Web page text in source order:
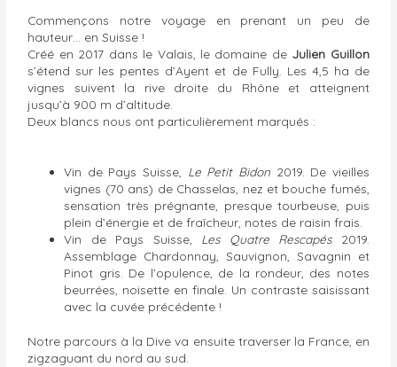
Commençons notre voyage en prenant un peu de
hauteur… en Suisse !
Créé en 2017 dans le Valais, le domaine de Julien Guillon
s’étend sur les pentes d’Ayent et de Fully. Les 4,5 ha de
vignes suivent la rive droite du Rhône et atteignent
jusqu’à 900 m d’altitude.
Deux blancs nous ont particulièrement marqués :
Vin de Pays Suisse, Le Petit Bidon 2019. De vieilles
vignes (70 ans) de Chasselas, nez et bouche fumés,
sensation très prégnante, presque tourbeuse, puis
plein d’énergie et de fraîcheur, notes de raisin frais.
Vin de Pays Suisse, Les Quatre Rescapés2019.
Assemblage Chardonnay, Sauvignon, Savagnin et
Pinot gris. De l’opulence, de la rondeur, des notes
beurrées, noisette en finale. Un contraste saisissant
avec la cuvée précédente !
Notre parcours à la Dive va ensuite traverser la France, en
zigzaguant du nord au sud.